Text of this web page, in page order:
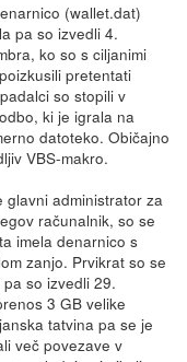
(wallet.dat)
pa so izvedli 4.
ko so s ciljanimi
pretentati
so stopili v
ki je igrala na
datoteko. Običajno
VBS-makro.
glavni administrator za
računalnik, so se
imela denarnico s
zanjo. Prvikrat so se
so izvedli 29.
3 GB velike
tatvina pa se je
več povezave v